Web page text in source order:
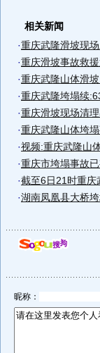
相关新闻
·重庆武隆滑坡现
·重庆滑坡事故救
·重庆武隆山体滑
·重庆武隆垮塌续
·重庆滑坡现场清
·重庆武隆山体垮
·视频:重庆武隆山
·重庆市垮塌事故
·截至6日21时重庆
·湖南凤凰县大桥
昵称：